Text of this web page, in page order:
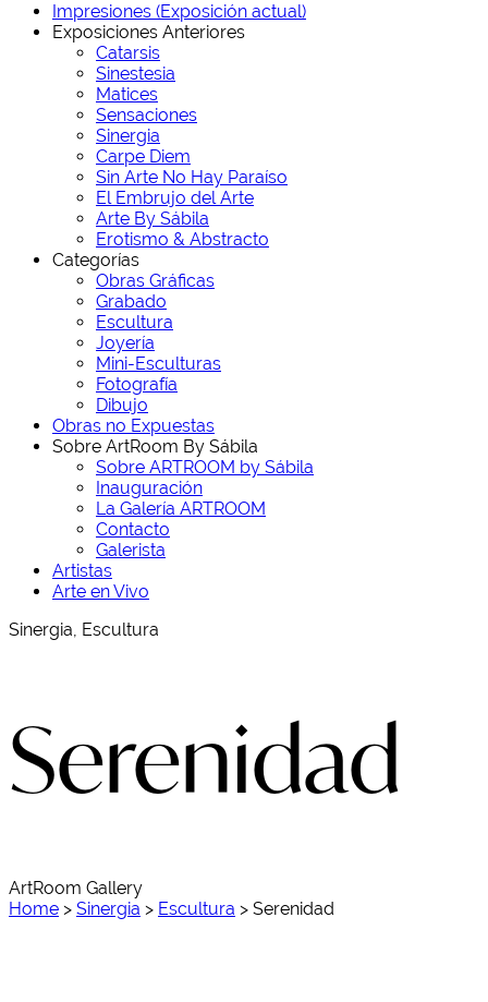
Impresiones (Exposición actual)
Exposiciones Anteriores
Catarsis
Sinestesia
Matices
Sensaciones
Sinergia
Carpe Diem
Sin Arte No Hay Paraíso
El Embrujo del Arte
Arte By Sábila
Erotismo & Abstracto
Categorías
Obras Gráficas
Grabado
Escultura
Joyería
Mini-Esculturas
Fotografía
Dibujo
Obras no Expuestas
Sobre ArtRoom By Sábila
Sobre ARTROOM by Sábila
Inauguración
La Galería ARTROOM
Contacto
Galerista
Artistas
Arte en Vivo
Sinergia, Escultura
Serenidad
ArtRoom Gallery
Home > Sinergia > Escultura > Serenidad